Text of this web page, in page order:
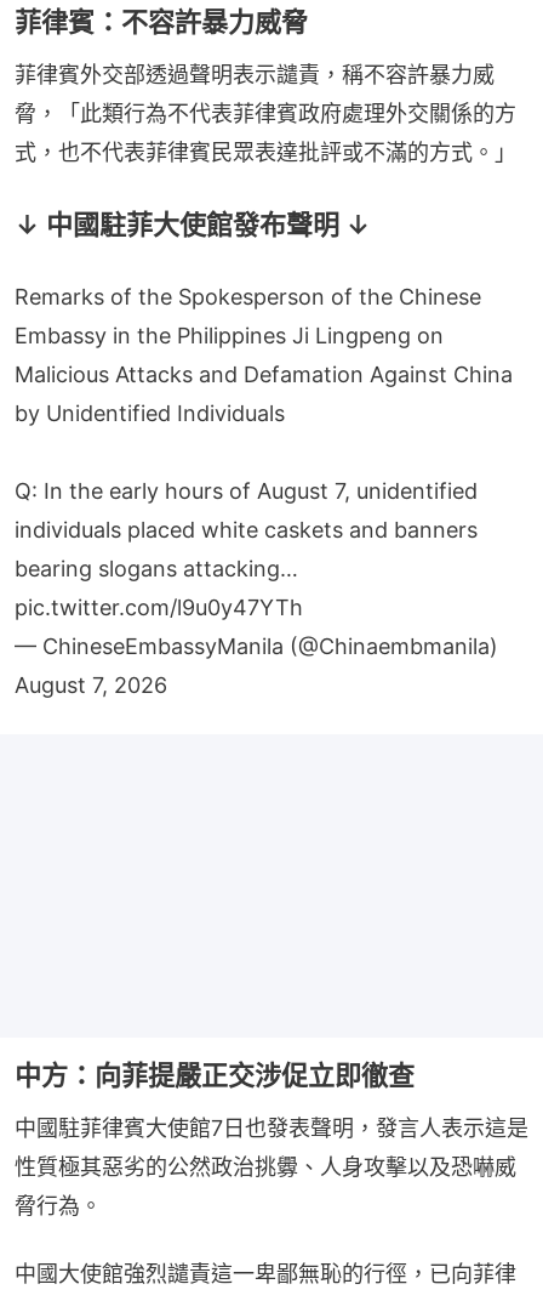
菲律賓：不容許暴力威脅
菲律賓外交部透過聲明表示譴責，稱不容許暴力威
脅，「此類行為不代表菲律賓政府處理外交關係的方
式，也不代表菲律賓民眾表達批評或不滿的方式。」
↓ 中國駐菲大使館發布聲明 ↓
Remarks of the Spokesperson of the Chinese
Embassy in the Philippines Ji Lingpeng on
Malicious Attacks and Defamation Against China
by Unidentified Individuals
Q: In the early hours of August 7, unidentified
individuals placed white caskets and banners
bearing slogans attacking…
pic.twitter.com/l9u0y47YTh
— ChineseEmbassyManila (@Chinaembmanila)
August 7, 2026
中方：向菲提嚴正交涉促立即徹查
中國駐菲律賓大使館7日也發表聲明，發言人表示這是
性質極其惡劣的公然政治挑釁、人身攻擊以及恐嚇威
脅行為。
中國大使館強烈譴責這一卑鄙無恥的行徑，已向菲律